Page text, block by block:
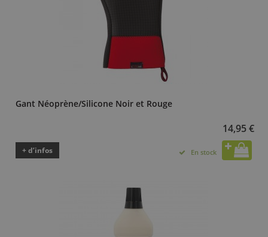
Gant Néoprène/Silicone Noir et Rouge
14,95 €
+ d’infos En stock